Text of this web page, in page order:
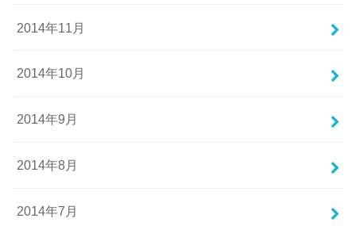
2014年11月
2014年10月
2014年9月
2014年8月
2014年7月